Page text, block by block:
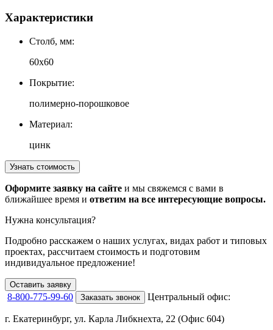
Характеристики
Столб, мм:
60х60
Покрытие:
полимерно-порошковое
Материал:
цинк
Узнать стоимость
Оформите заявку на сайте и мы свяжемся с вами в
ближайшее время и ответим на все интересующие вопросы.
Нужна консультация?
Подробно расскажем о наших услугах, видах работ и типовых
проектах, рассчитаем стоимость и подготовим
индивидуальное предложение!
Оставить заявку
8-800-775-99-60 Заказать звонок Центральный офис:
г. Екатеринбург, ул. Карла Либкнехта, 22 (Офис 604)